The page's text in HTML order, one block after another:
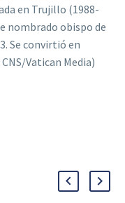
en Trujillo (1988-
nombrado obispo de
Se convirtió en
Vatican Media)